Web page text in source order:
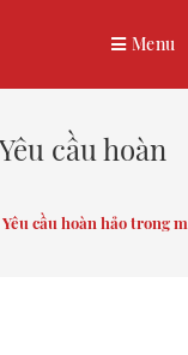
Menu
cầu hoàn
cầu hoàn hảo trong